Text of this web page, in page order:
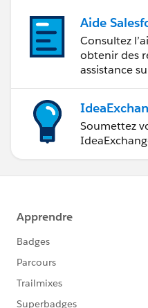
Aide
Consultez
obtenir des
assistance
Soumettez